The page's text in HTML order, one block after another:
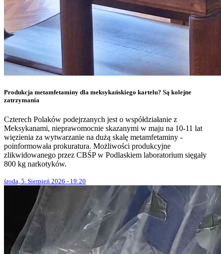
Produkcja metamfetaminy dla meksykańskiego kartelu? Są kolejne
zatrzymania
Czterech Polaków podejrzanych jest o współdziałanie z
Meksykanami, nieprawomocnie skazanymi w maju na 10-11 lat
więzienia za wytwarzanie na dużą skalę metamfetaminy -
poinformowała prokuratura. Możliwości produkcyjne
zlikwidowanego przez CBŚP w Podlaskiem laboratorium sięgały
800 kg narkotyków.
środa, 5. Sierpień 2026 - 19:20